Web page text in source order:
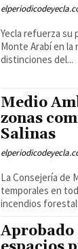
Yecla refuerza su
Monte Arabí en la
distinciones del...
Medio
zonas
Salinas
La Consejería de
temporales en
incendios
Aprobado